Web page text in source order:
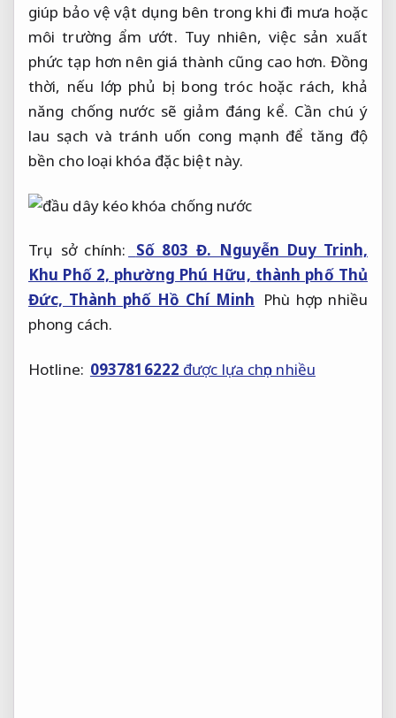
giúp bảo vệ vật dụng bên trong khi đi mưa hoặc
môi trường ẩm ướt. Tuy nhiên, việc sản xuất
phức tạp hơn nên giá thành cũng cao hơn. Đồng
thời, nếu lớp phủ bị bong tróc hoặc rách, khả
năng chống nước sẽ giảm đáng kể. Cần chú ý
lau sạch và tránh uốn cong mạnh để tăng độ
bền cho loại khóa đặc biệt này.
Trụ sở chính:
Số 803 Đ. Nguyễn Duy Trinh,
Khu Phố 2, phường Phú Hữu, thành phố Thủ
Đức, Thành phố Hồ Chí Minh Phù hợp nhiều
phong cách.
Hotline: 0937816222 được lựa chọn nhiều